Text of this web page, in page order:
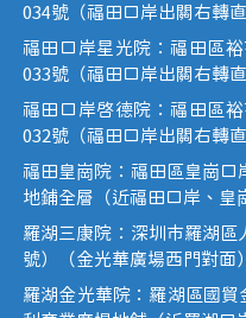
034號（福田口岸出關右轉
福田口岸星光院：福田區
033號（福田口岸出關右轉
福田口岸啟德院：福田區
032號（福田口岸出關右轉
福田皇崗院：福田區皇崗口
地鋪全層（近福田口岸、皇
羅湖三康院：深圳市羅湖區
號）（金光華廣場西門對面）
羅湖金光華院：羅湖區國